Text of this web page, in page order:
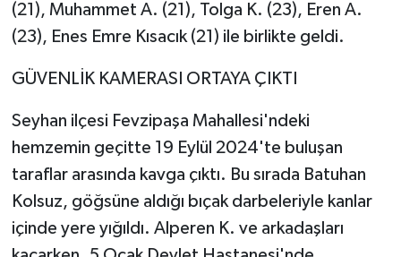
(21), Muhammet A. (21), Tolga K. (23), Eren A.
(23), Enes Emre Kısacık (21) ile birlikte geldi.
GÜVENLİK KAMERASI ORTAYA ÇIKTI
Seyhan ilçesi Fevzipaşa Mahallesi'ndeki
hemzemin geçitte 19 Eylül 2024'te buluşan
taraflar arasında kavga çıktı. Bu sırada Batuhan
Kolsuz, göğsüne aldığı bıçak darbeleriyle kanlar
içinde yere yığıldı. Alperen K. ve arkadaşları